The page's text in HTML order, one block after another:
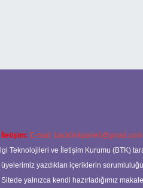
İletişim: E-mail: backlinkpaneli@gmail.com
Teknolojileri ve İletişim Kurumu (BTK)
yazdıkları içeriklerin
yalnızca kendi hazırladığımız